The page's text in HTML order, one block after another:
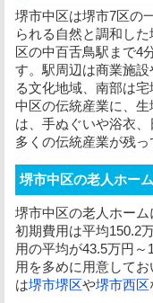
堺市中区は堺市7区の
られる自然と調和し
区の中百舌鳥駅まで4
す。駅周辺は商業施
る文化地域、南部は
中区の伝統産業に、
は、手ぬぐいや浴衣
多くの伝統産業が残
堺市中区の老人ホー
堺市中区の老人ホー
初期費用は平均150.2
用の平均が43.5万円
用を多めに用意して
は堺市堺区や堺市西区